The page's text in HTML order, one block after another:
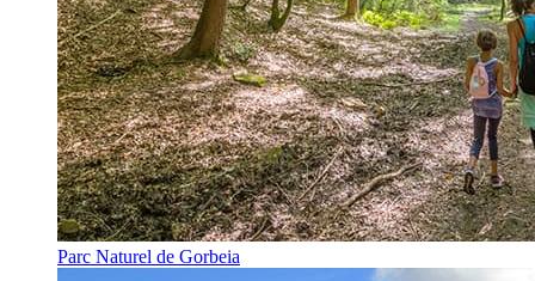
Parc Naturel de Gorbeia